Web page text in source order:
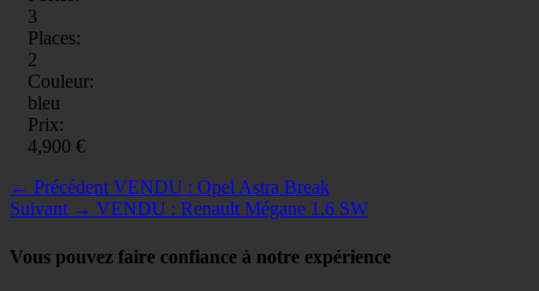
3
Places:
2
Couleur:
bleu
Prix:
4,900 €
Navigation
de
l’article
← Précédent Article
précédent :
VENDU : Opel Astra Break
Suivant → Article
VENDU : Renault Mégane 1.6 SW
Vous pouvez faire confiance à notre expérience